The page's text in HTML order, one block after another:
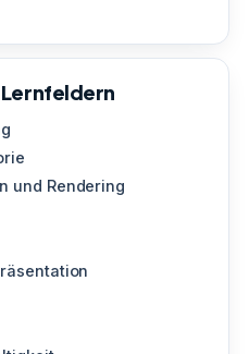
Lernfeldern
und Rendering